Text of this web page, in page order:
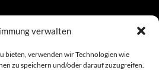
verwalten
bieten, verwenden wir Technologien wie
zu speichern und/oder darauf zuzugreifen.